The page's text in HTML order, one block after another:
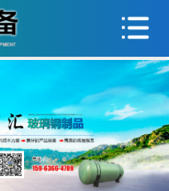
关于我们
产品中心
工程案例
新闻资讯